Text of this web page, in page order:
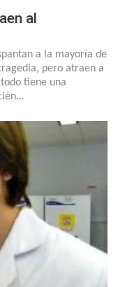
al
a la mayoría de
pero atraen a
tiene una